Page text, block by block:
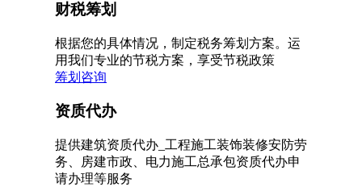
财税筹划
根据您的具体情况，制定税务筹划方案。运
用我们专业的节税方案，享受节税政策
筹划咨询
资质代办
提供建筑资质代办_工程施工装饰装修安防劳
务、房建市政、电力施工总承包资质代办申
请办理等服务